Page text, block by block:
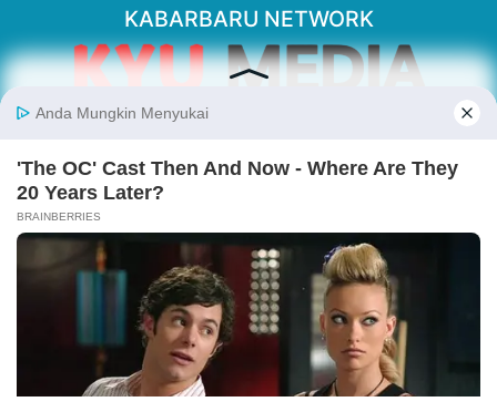
KABARBARU NETWORK
Kabarbaru.co menyajikan berita aktual dan
Follow Kabarbaru